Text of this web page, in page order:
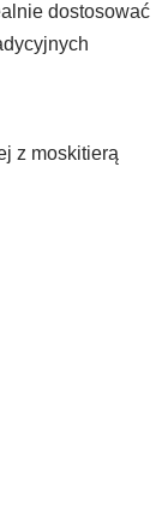
dostosować
z moskitierą